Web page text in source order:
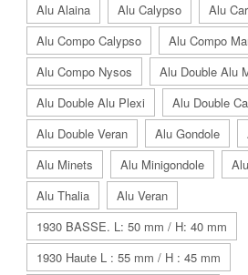
Alu Alaina
Alu Calypso
Alu
Alu Compo Calypso
Alu Compo
Alu Compo Nysos
Alu Double Alu
Alu Double Alu Plexi
Alu Double
Alu Double Veran
Alu Gondole
Alu Minets
Alu Minigondole
Alu Thalia
Alu Veran
1930 BASSE. L: 50 mm / H: 40 mm
1930 Haute L : 55 mm / H : 45 mm